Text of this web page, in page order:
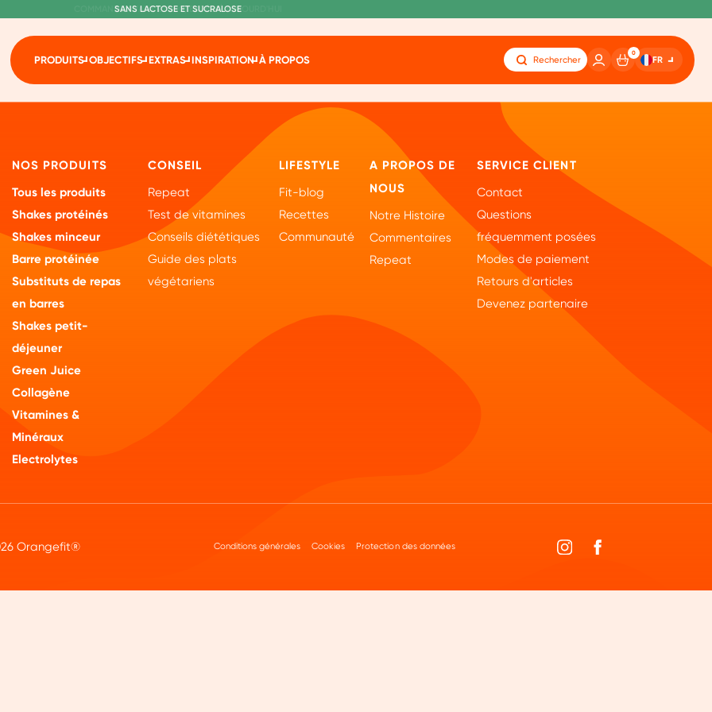
SANS LACTOSE ET SUCRALOSE
OMMANDE AVANT 22H00, EXPÉDIÉ AUJOURD'HUI
IVRAISON GRATUITE À PARTIR DE 60€
PRODUITS OBJECTIFS EXTRAS INSPIRATION À PROPOS Rechercher
0
FR
NOS PRODUITS
Tous les produits
Shakes protéinés
Shakes minceur
Barre protéinée
Substituts de repas
en barres
Shakes petit-
déjeuner
Green Juice
Collagène
Vitamines &
Minéraux
Electrolytes
CONSEIL
Repeat
Test de vitamines
Conseils diététiques
Guide des plats
végétariens
LIFESTYLE
Fit-blog
Recettes
Communauté
A PROPOS DE
NOUS
Notre Histoire
Commentaires
Repeat
SERVICE CLIENT
Contact
Questions
fréquemment posées
Modes de paiement
Retours d'articles
Devenez partenaire
Conditions générales Cookies Protection des données
Orangefit®